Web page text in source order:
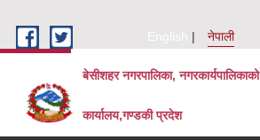
English
नेपाली
बेसीशहर नगरपालिका, नगरकार्यपालिकाको
कार्यालय,गण्डकी प्रदेश